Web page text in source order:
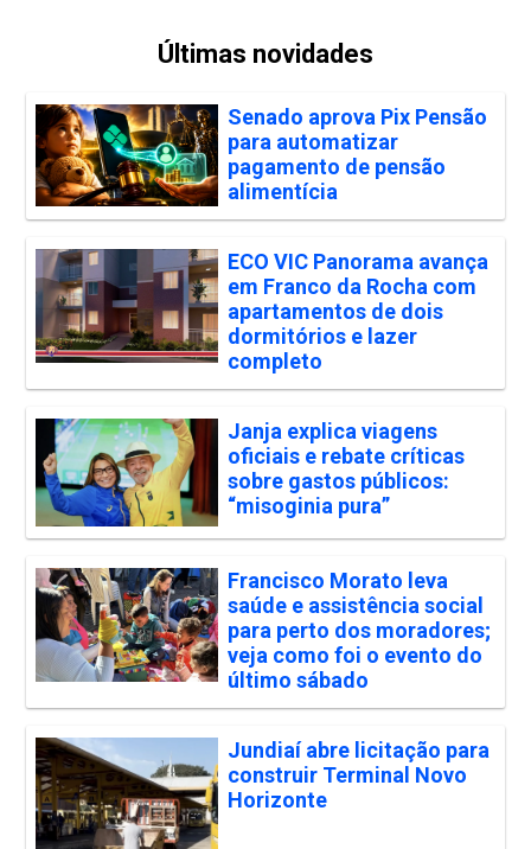
Últimas novidades
Senado aprova Pix Pensão
para automatizar
pagamento de pensão
alimentícia
ECO VIC Panorama avança
em Franco da Rocha com
apartamentos de dois
dormitórios e lazer
completo
Janja explica viagens
oficiais e rebate críticas
sobre gastos públicos:
“misoginia pura”
Francisco Morato leva
saúde e assistência social
para perto dos moradores;
veja como foi o evento do
último sábado
Jundiaí abre licitação para
construir Terminal Novo
Horizonte